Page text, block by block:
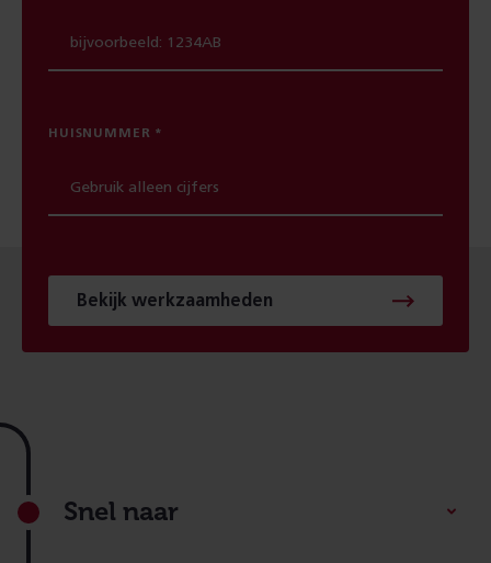
HUISNUMMER
Bekijk werkzaamheden
Footer
Snel naar